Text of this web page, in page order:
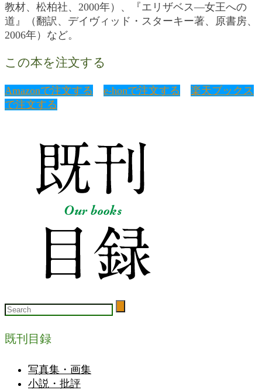
教材、松柏社、2000年）、『エリザベス―女王への
道』（翻訳、デイヴィッド・スターキー著、原書房、
2006年）など。
この本を注文する
Amazonで注文する e-honで注文する
楽天ブックス
で注文する
既刊目録
写真集・画集
小説・批評